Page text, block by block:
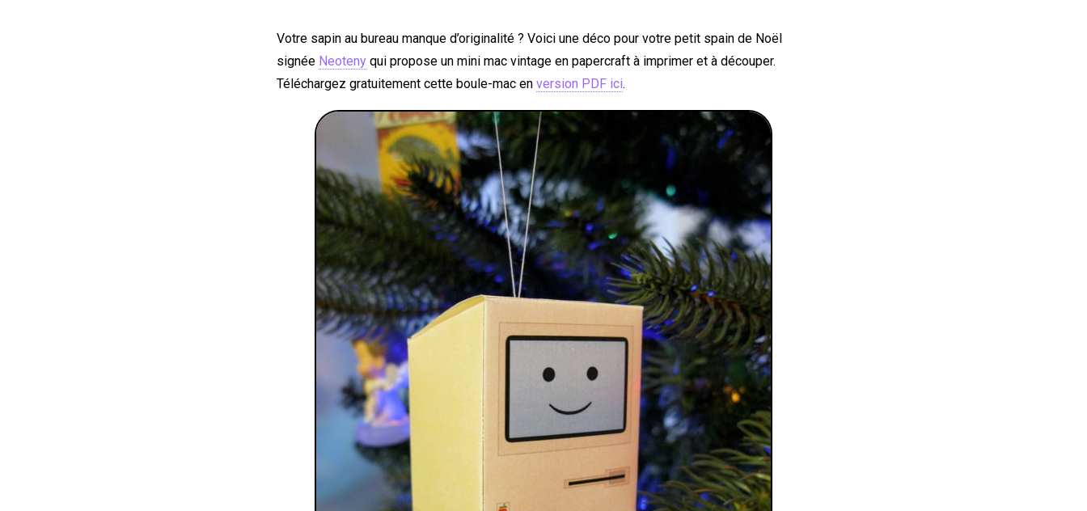
Votre sapin au bureau manque d’originalité ? Voici une déco pour votre petit spain de Noël
signée Neoteny qui propose un mini mac vintage en papercraft à imprimer et à découper.
Téléchargez gratuitement cette boule-mac en version PDF ici.